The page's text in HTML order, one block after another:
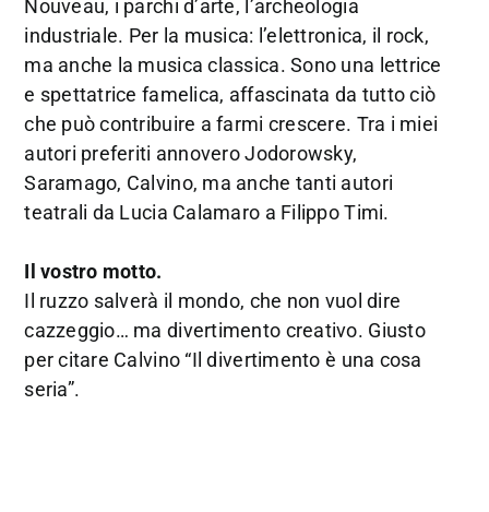
Nouveau, i parchi d’arte, l’archeologia
industriale. Per la musica: l’elettronica, il rock,
ma anche la musica classica. Sono una lettrice
e spettatrice famelica, affascinata da tutto ciò
che può contribuire a farmi crescere. Tra i miei
autori preferiti annovero Jodorowsky,
Saramago, Calvino, ma anche tanti autori
teatrali da Lucia Calamaro a Filippo Timi.
Il vostro motto.
Il ruzzo salverà il mondo, che non vuol dire
cazzeggio… ma divertimento creativo. Giusto
per citare Calvino “Il divertimento è una cosa
seria”.